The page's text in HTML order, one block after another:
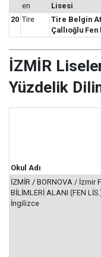
en
Lisesi
20 Tire
Tire Belgin
Çallıoğlu
İZMİR
Yüzdelik
Okul Adı
İZMİR / BORNOVA / İzmir
BİLİMLERİ ALANI (FEN
İngilizce